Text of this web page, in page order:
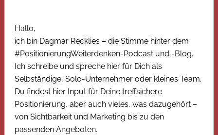
Hallo,
ich bin Dagmar Recklies – die Stimme hinter dem
#PositionierungWeiterdenken-Podcast und -Blog.
Ich schreibe und spreche hier für Dich als
Selbständige, Solo-Unternehmer oder kleines Team.
Du findest hier Input für Deine treffsichere
Positionierung, aber auch vieles, was dazugehört –
von Sichtbarkeit und Marketing bis zu den
passenden Angeboten.